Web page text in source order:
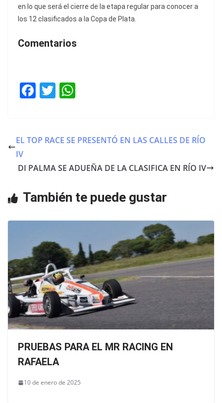
en lo que será el cierre de la etapa regular para conocer a
los 12 clasificados a la Copa de Plata.
Comentarios
F
e
o
k
T
er s
p
EL TOP RACE SE PRESENTÓ EN LAS CALLES DE RÍO
IV
DI PALMA SE ADUEÑA DE LA CLASIFICA EN RÍO IV
También te puede gustar
PRUEBAS PARA EL MR RACING EN
RAFAELA
10 de enero de 2025